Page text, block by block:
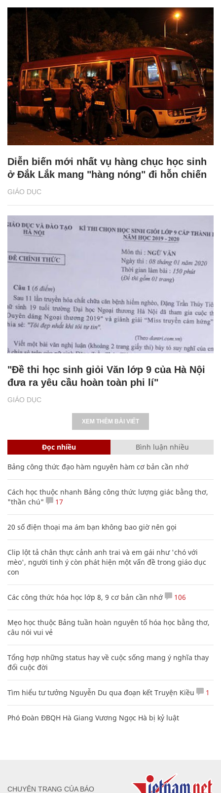
GIÁO DỤC
Diễn biến mới nhất vụ hàng chục học sinh
ở Đắk Lắk mang "hàng nóng" đi hỗn chiến
GIÁO DỤC
"Đề thi học sinh giỏi Văn lớp 9 của Hà Nội
đưa ra yêu cầu hoàn toàn phi lí"
XEM THÊM BÀI VIẾT
Đọc nhiều Bình luận nhiều
Bảng công thức đạo hàm nguyên hàm cơ bản cần nhớ
Cách học thuộc nhanh Bảng công thức lượng giác bằng thơ,
"thần chú"
17
20 số điện thoại ma ám bạn không bao giờ nên gọi
Clip lột tả chân thực cảnh anh trai và em gái như 'chó với
mèo', người tinh ý còn phát hiện một vấn đề trong giáo dục
con
Các công thức hóa học lớp 8, 9 cơ bản cần nhớ 106
Mẹo học thuộc Bảng tuần hoàn nguyên tố hóa học bằng thơ,
câu nói vui vẻ
Tổng hợp những status hay về cuộc sống mang ý nghĩa thay
đổi cuộc đời
Tìm hiểu tư tưởng Nguyễn Du qua đoạn kết Truyện Kiều 1
Phó Đoàn ĐBQH Hà Giang Vương Ngọc Hà bị kỷ luật
CHUYÊN TRANG CỦA BÁO